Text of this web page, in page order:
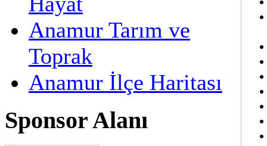
Anamur Tarım ve
Toprak
Anamur İlçe Haritası
Sponsor Alanı